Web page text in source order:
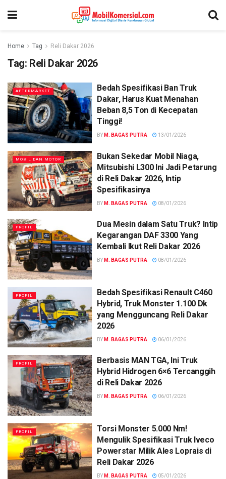
Home Tag Reli Dakar 2026
Tag: Reli Dakar 2026
AFTERMARKET
Bedah Spesifikasi Ban Truk
Dakar, Harus Kuat Menahan
Beban 8,5 Ton di Kecepatan
Tinggi!
BY M. BAGAS PUTRA 13/01/2026
MOBIL DAN MOTOR
Bukan Sekedar Mobil Niaga,
Mitsubishi L300 Ini Jadi Petarung
di Reli Dakar 2026, Intip
Spesifikasinya
BY M. BAGAS PUTRA 08/01/2026
PROFIL
Dua Mesin dalam Satu Truk? Intip
Kegarangan DAF 3300 Yang
Kembali Ikut Reli Dakar 2026
BY M. BAGAS PUTRA 08/01/2026
PROFIL
Bedah Spesifikasi Renault C460
Hybrid, Truk Monster 1.100 Dk
yang Mengguncang Reli Dakar
2026
BY M. BAGAS PUTRA 06/01/2026
PROFIL
Berbasis MAN TGA, Ini Truk
Hybrid Hidrogen 6×6 Tercanggih
di Reli Dakar 2026
BY M. BAGAS PUTRA 06/01/2026
PROFIL
Torsi Monster 5.000 Nm!
Mengulik Spesifikasi Truk Iveco
Powerstar Milik Ales Loprais di
Reli Dakar 2026
BY M. BAGAS PUTRA 05/01/2026